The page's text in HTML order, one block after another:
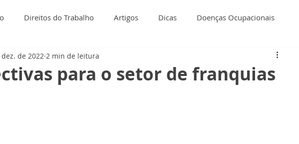
Direitos do Trabalho Artigos Dicas Doenças Ocupacionais
Medicina do Trabalho Qualidade de Vida
do Trabalho
para o setor de franquias
de 2022 2 min de leitura